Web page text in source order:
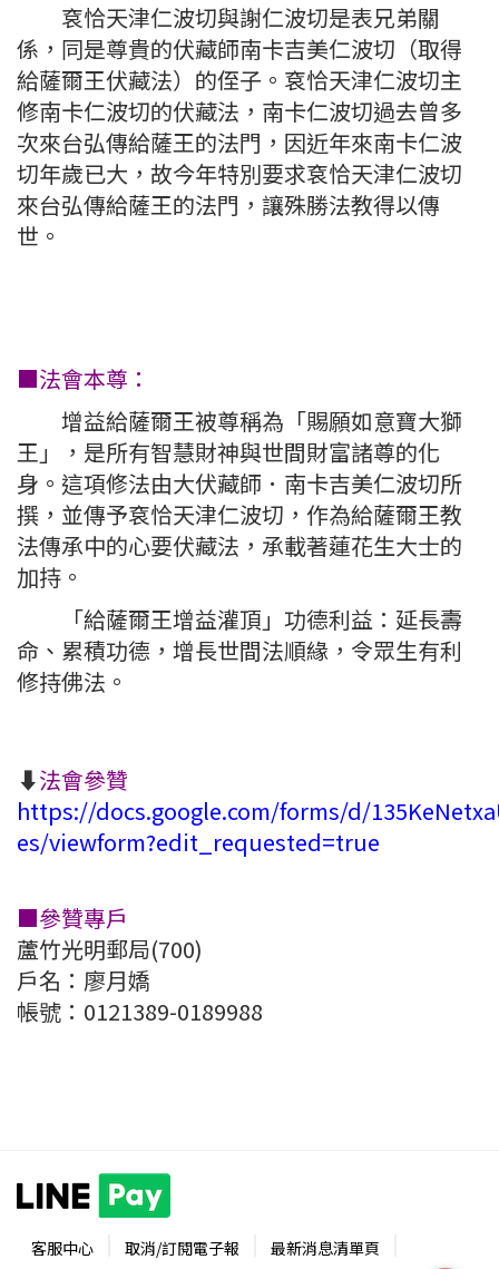
袞恰天津仁波切與謝仁波切是表兄弟關
係，同是尊貴的伏藏師南卡吉美仁波切（取得
給薩爾王伏藏法）的侄子。袞恰天津仁波切主
修南卡仁波切的伏藏法，南卡仁波切過去曾多
次來台弘傳給薩王的法門，因近年來南卡仁波
切年歲已大，故今年特別要求袞恰天津仁波切
來台弘傳給薩王的法門，讓殊勝法教得以傳
世。
■法會本尊：
增益給薩爾王被尊稱為「賜願如意寶大獅
王」，是所有智慧財神與世間財富諸尊的化
身。這項修法由大伏藏師．南卡吉美仁波切所
撰，並傳予袞恰天津仁波切，作為給薩爾王教
法傳承中的心要伏藏法，承載著蓮花生大士的
加持。
「給薩爾王增益灌頂」功德利益：延長壽
命、累積功德，增長世間法順緣，令眾生有利
修持佛法。
⬇️法會參贊
https://docs.google.com/forms/d/
es/viewform?edit_requested=true
■參贊專戶
蘆竹光明郵局(700)
戶名：廖月嬌
帳號：0121389-0189988
客服中心 取消/訂閱電子報 最新消息清單頁